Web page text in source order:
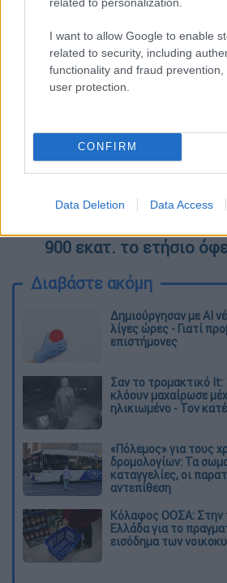
I want to allow Google to enable
related to security, including
functionality and fraud
user protection.
CONFIRM
Data Deletion Data Access
Ελληνοτουρκικά: Βήμα
αποκλιμάκωση; Οι
επίσκεψης
Μηταράκη και το
συζητήσεων
ληγμένα και
στους φοιτητές - Η
Το μηδενικό έλλειμμα
900 εκατ. το ετήσιο
Διαβάστε ακόμη
Δημιούργησαν με AI
λίγες ώρες - Γιατί
επιστήμονες
Σαν το τρομακτικό It:
κλόουν μαχαίρωσε
ηλικιωμένο - Τον
«Πόλεμος» για τους
δρομολογίων: Τα
καταγγελίες, οι
αντεπίθεση
Κόλαφος ΟΟΣΑ: Στην
Ελλάδα για το
εισόδημα των